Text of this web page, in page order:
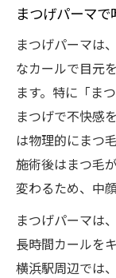
まつ
逆さ
まつ毛が
まつ
上下
まつ
逆さ
中顔面短
中顔
まつげパーマ
まつげパーマは
なカールで目元
ます。特に「ま
まつげで不快感
は物理的にまつ
施術後はまつ毛
変わるため、中
まつげパーマは
長時間カールを
横浜駅周辺では